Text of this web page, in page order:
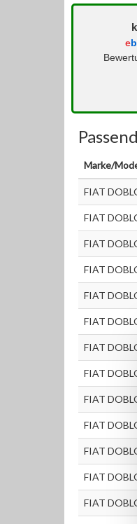
eb
Marke/
FIAT
FIAT
FIAT
FIAT
FIAT
FIAT
FIAT
FIAT
FIAT
FIAT
FIAT
FIAT
FIAT